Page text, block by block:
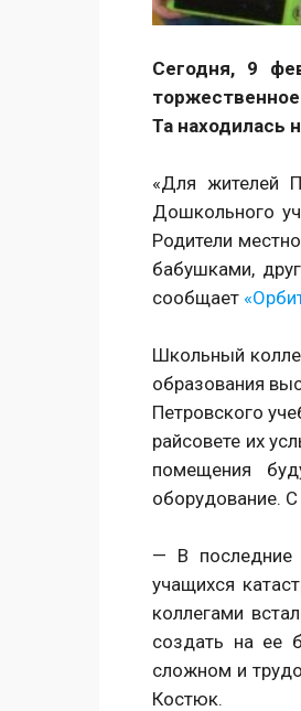
Сегодня, 9
Та находилась
«Для жителей
Дошкольного
Родители
бабушками,
сообщает
Школьный
образования
Петровского
райсовете их
помещения
оборудование. С
— В последние
учащихся
коллегами
создать на ее
сложном и
Костюк.